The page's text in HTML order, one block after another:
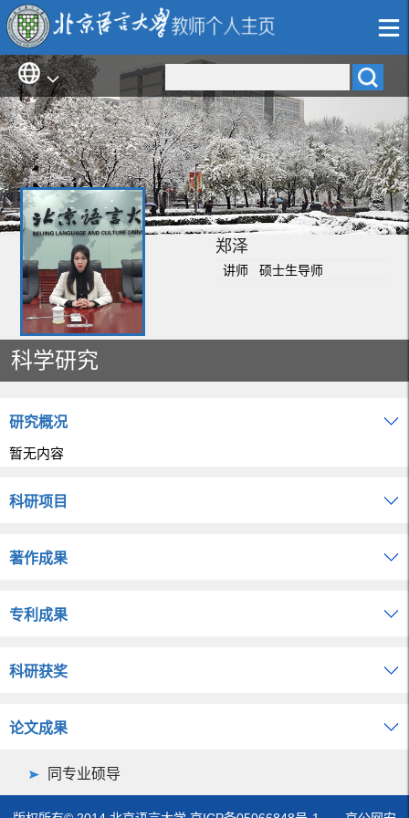
郑泽
讲师 硕士生导师
科学研究
研究概况
暂无内容
科研项目
著作成果
专利成果
科研获奖
论文成果
同专业硕导